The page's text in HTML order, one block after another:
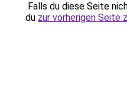
Falls du diese Seite
du zur vorherigen Seite